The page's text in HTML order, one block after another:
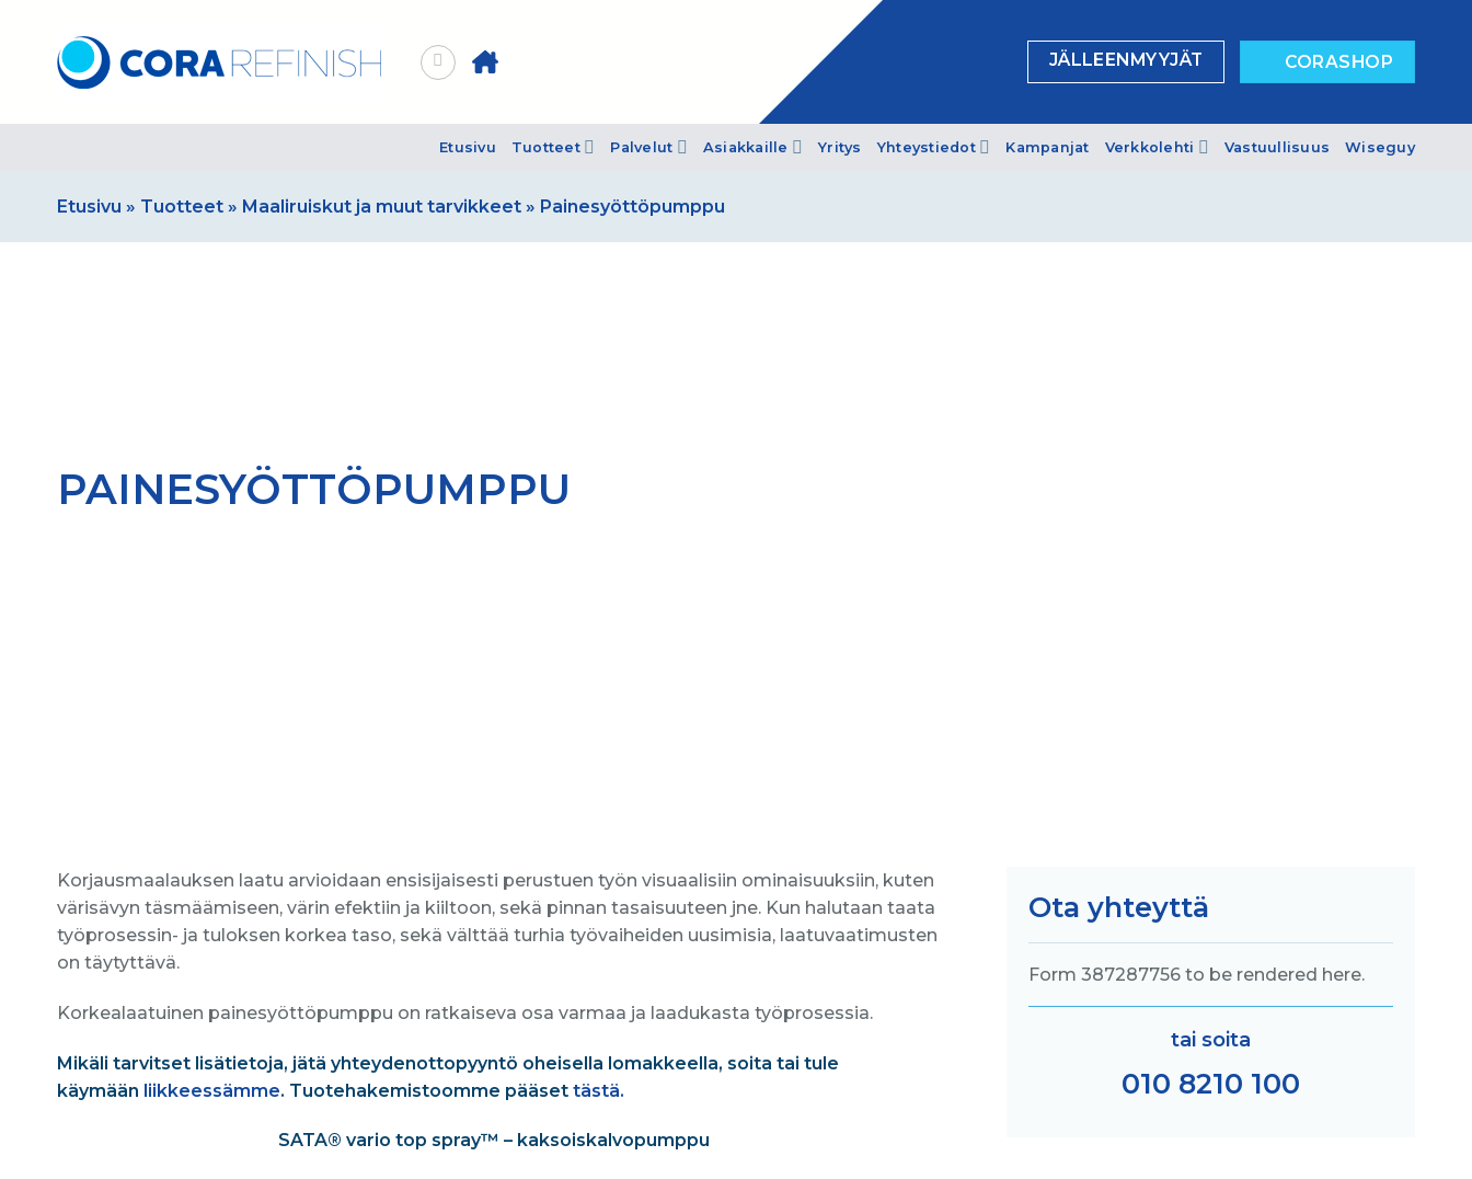
content
JÄLLEENMYYJÄT CORASHOP
Etusivu Tuotteet Palvelut Asiakkaille Yritys Yhteystiedot Kampanjat Verkkolehti Vastuullisuus Wiseguy
Etusivu » Tuotteet » Maaliruiskut ja muut tarvikkeet » Painesyöttöpumppu
PAINESYÖTTÖPUMPPU
Korjausmaalauksen laatu arvioidaan ensisijaisesti perustuen työn visuaalisiin ominaisuuksiin, kuten
värisävyn täsmäämiseen, värin efektiin ja kiiltoon, sekä pinnan tasaisuuteen jne. Kun halutaan taata
työprosessin- ja tuloksen korkea taso, sekä välttää turhia työvaiheiden uusimisia, laatuvaatimusten
on täytyttävä.
Korkealaatuinen painesyöttöpumppu on ratkaiseva osa varmaa ja laadukasta työprosessia.
Mikäli tarvitset lisätietoja, jätä yhteydenottopyyntö oheisella lomakkeella, soita tai tule
käymään liikkeessämme. Tuotehakemistoomme pääset tästä.
SATA® vario top spray™ – kaksoiskalvopumppu
Ota yhteyttä
Form 387287756 to be rendered here.
tai soita
010 8210 100